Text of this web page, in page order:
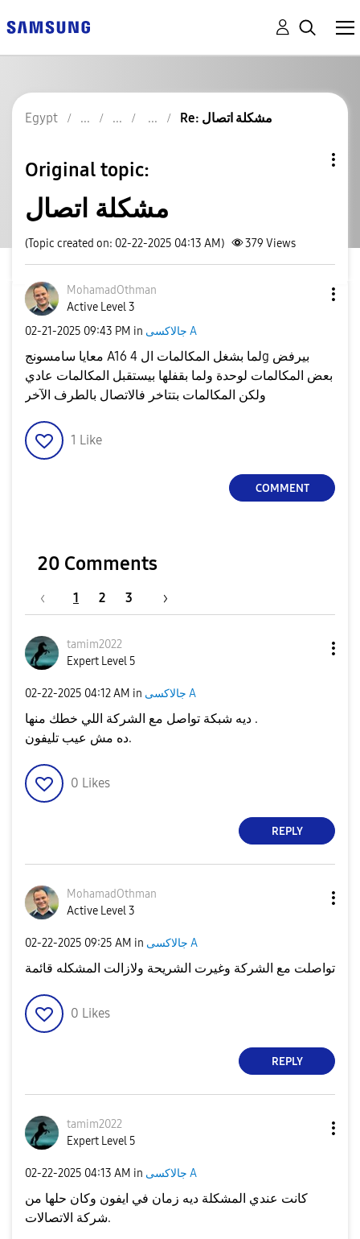
Egypt Re: مشكلة اتصال
Original topic:
مشكلة اتصال
(Topic created on: 02-22-2025 04:13 AM) 379 Views
MohamadOthman
Active Level 3
‎02-21-2025 09:43 PM in جالاكسى A
معايا سامسونج A16 لما بشغل المكالمات ال 4g بيرفض
بعض المكالمات لوحدة ولما بقفلها بيستقبل المكالمات عادي
1 Like
COMMENT
20 Comments
1 2 3
tamim2022
Expert Level 5
‎02-22-2025 04:12 AM in جالاكسى A
ديه شبكة تواصل مع الشركة اللي خطك منها .
ده مش عيب تليفون.
0 Likes
REPLY
MohamadOthman
Active Level 3
‎02-22-2025 09:25 AM in جالاكسى A
تواصلت مع الشركة وغيرت الشريحة ولازالت المشكله قائمة
0 Likes
REPLY
tamim2022
Expert Level 5
‎02-22-2025 04:13 AM in جالاكسى A
كانت عندي المشكلة ديه زمان في ايفون وكان حلها من
شركة الاتصالات.